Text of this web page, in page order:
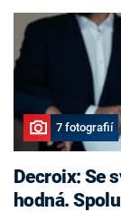
7 fotografií
Decroix: Se
hodná.